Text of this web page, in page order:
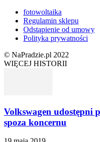
fotowoltaika
Regulamin sklepu
Odstąpienie od umowy
Polityka prywatności
© NaPradzie.pl 2022
WIĘCEJ HISTORII
Volkswagen udostępni
spoza koncernu